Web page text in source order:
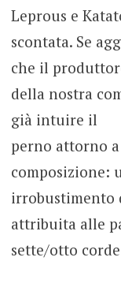
Leprous e
scontata. Se
che il
della nostra
già intuire il
perno attorno
composizione:
irrobustimento
attribuita alle
sette/otto